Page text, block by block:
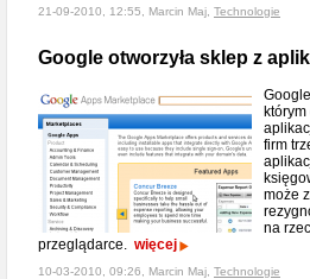
21-09-2010, 12:55, Marcin Maj, Technologie
Google otworzyła sklep z
firm
może
na
przeglądarce. więcej
10-03-2010, 09:26, Marcin Maj, Technologie